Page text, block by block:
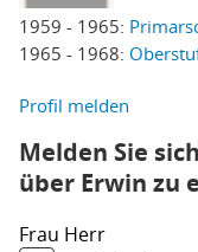
1959 - 1965:
1965 - 1968:
Profil melden
Melden Sie
über Erwin zu
Frau Herr